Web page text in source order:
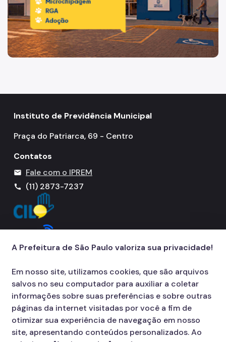
Gestão de Beneficios
Aposentadoria
Empréstimos Consignado
Cobrança Amigável
Outros Serviços
Ouvidoria
Fale Conosco
Instituto de Previdência Municipal
Praça do Patriarca, 69 - Centro
Contatos
mail Fale com o IPREM
call (11) 2873-7237
A Prefeitura de São Paulo valoriza sua privacidade!
Em nosso site, utilizamos cookies, que são arquivos
salvos no seu computador para auxiliar a coletar
informações sobre suas preferências e sobre outras
páginas da internet visitadas por você a fim de
otimizar sua experiência de navegação em nosso
site, apresentando conteúdos personalizados. Ao